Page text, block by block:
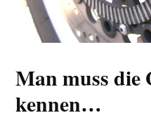
Man muss die
kennen…